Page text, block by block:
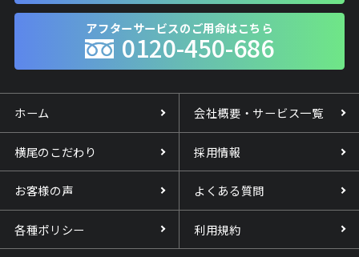
アフターサービスのご用命はこちら
0120-450-686
ホーム 会社概要・サービス一覧
横尾のこだわり 採用情報
お客様の声 よくある質問
各種ポリシー 利用規約